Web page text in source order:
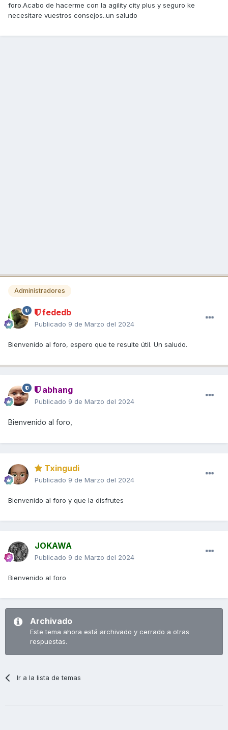
foro.Acabo de hacerme con la agility city plus y seguro ke
necesitare vuestros consejos..un saludo
Administradores
fededb
Publicado 9 de Marzo del 2024
Bienvenido al foro, espero que te resulte útil. Un saludo.
abhang
Publicado 9 de Marzo del 2024
Bienvenido al foro,
Txingudi
Publicado 9 de Marzo del 2024
Bienvenido al foro y que la disfrutes
JOKAWA
Publicado 9 de Marzo del 2024
Bienvenido al foro
Archivado
Este tema ahora está archivado y cerrado a otras
respuestas.
Ir a la lista de temas